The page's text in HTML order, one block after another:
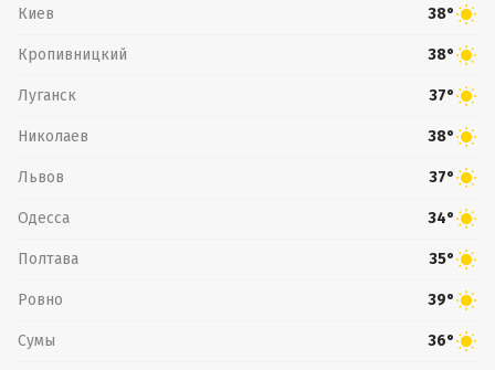
Киев 38°
Кропивницкий 38°
Луганск 37°
Николаев 38°
Львов 37°
Одесса 34°
Полтава 35°
Ровно 39°
Сумы 36°